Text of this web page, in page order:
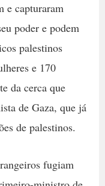
e capturaram
poder e podem
palestinos
e 170
da cerca que
de Gaza, que já
de palestinos.
fugiam